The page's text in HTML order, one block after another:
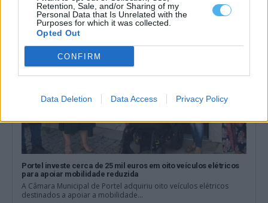
Retention, Sale, and/or Sharing of my
Personal Data that Is Unrelated with the
Purposes for which it was collected.
Opted Out
CONFIRM
Data Deletion Data Access Privacy Policy
Portel investe cerca de 25 mil euros em oito veículos elétricos
para apoiar mobilidade reduzida
A Câmara Municipal de Portel adquiriu oito veículos elétricos
destinados a apoiar a mobilidade...